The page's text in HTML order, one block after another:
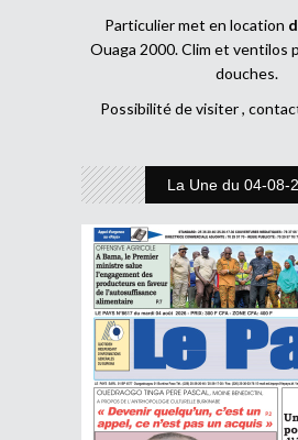
Particulier met en location
Ouaga 2000. Clim et ventilos
douches.
Possibilité de visiter ,
La Une du 04-08-